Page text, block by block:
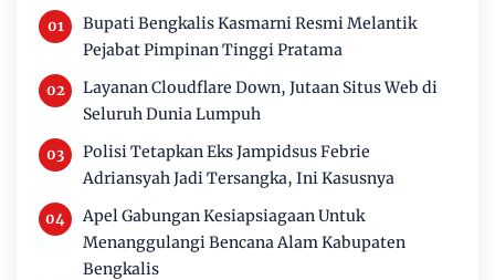
Bupati Bengkalis Kasmarni Resmi Melantik
Pejabat Pimpinan Tinggi Pratama
Layanan Cloudflare Down, Jutaan Situs Web di
Seluruh Dunia Lumpuh
Polisi Tetapkan Eks Jampidsus Febrie
Adriansyah Jadi Tersangka, Ini Kasusnya
Apel Gabungan Kesiapsiagaan Untuk
Menanggulangi Bencana Alam Kabupaten
Bengkalis